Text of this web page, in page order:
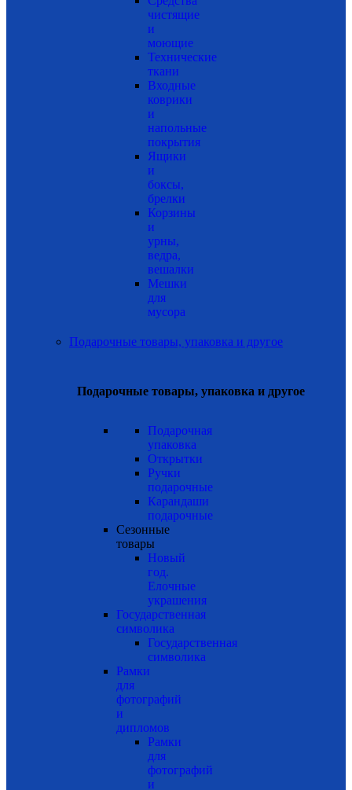
чистящие
и
моющие
Технические
ткани
Входные
коврики
и
напольные
покрытия
Ящики
и
боксы,
брелки
Корзины
и
урны,
ведра,
вешалки
Мешки
для
мусора
Подарочные товары, упаковка и другое
Подарочные товары, упаковка и другое
Подарочная
упаковка
Открытки
Ручки
подарочные
Карандаши
подарочные
Сезонные
товары
Новый
год.
Елочные
украшения
Государственная
символика
Государственная
символика
Рамки
для
фотографий
и
дипломов
Рамки
для
фотографий
и